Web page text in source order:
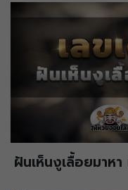
ฝันเห็นงูเลื้อยมาห